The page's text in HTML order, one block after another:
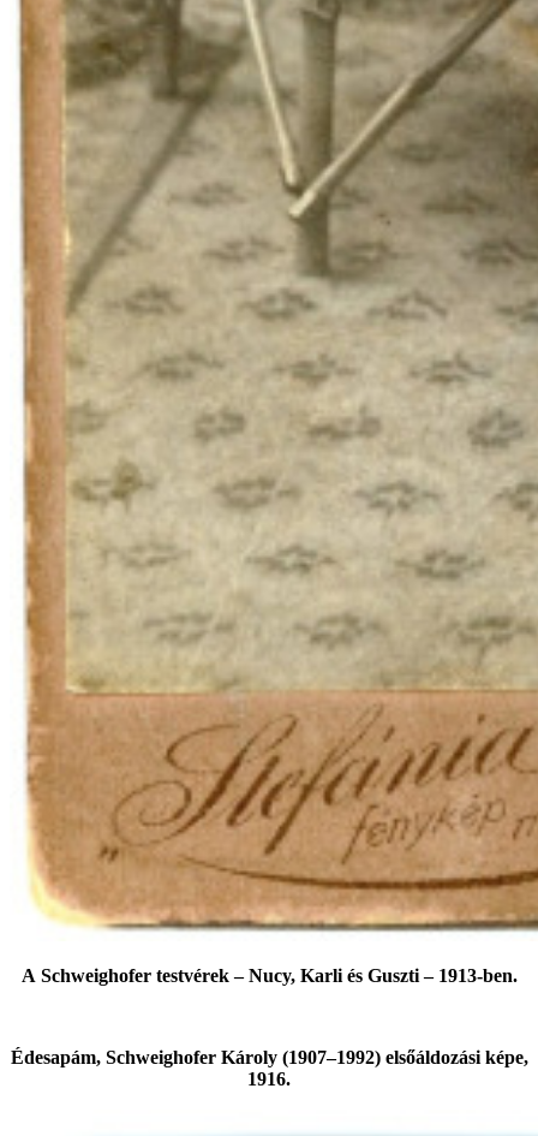
A Schweighofer testvérek ‒ Nucy, Karli és Guszti ‒ 1913-ben.
Édesapám, Schweighofer Károly (1907‒1992) elsőáldozási képe,
1916.